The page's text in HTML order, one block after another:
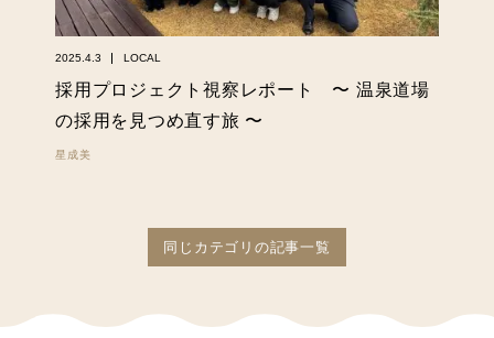
2025.4.3 LOCAL
採用プロジェクト視察レポート 〜 温泉道場
の採用を見つめ直す旅 〜
星成美
同じカテゴリの記事一覧